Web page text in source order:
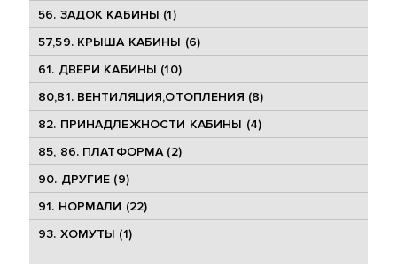
56. ЗАДОК КАБИНЫ (1)
57,59. КРЫША КАБИНЫ (6)
61. ДВЕРИ КАБИНЫ (10)
80,81. ВЕНТИЛЯЦИЯ,ОТОПЛЕНИЯ (8)
82. ПРИНАДЛЕЖНОСТИ КАБИНЫ (4)
85, 86. ПЛАТФОРМА (2)
90. ДРУГИЕ (9)
91. НОРМАЛИ (22)
93. ХОМУТЫ (1)